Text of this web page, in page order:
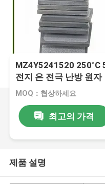
MZ4Y5241520 250°C
전지 은 전극 난방 원자
MOQ：협상하세요
최고의 가격
제품 설명